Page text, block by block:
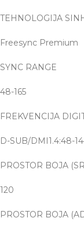
TEHNOLOGIJA
Freesync Premium
SYNC RANGE
48-165
FREKVENCIJA
D-SUB/DMI1.4:48-
PROSTOR BOJA
120
PROSTOR BOJA